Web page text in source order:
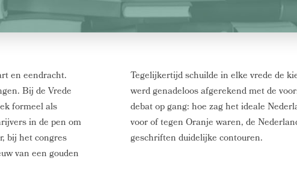
en eendracht.
Bij de Vrede
formeel als
in de pen om
bij het congres
van een gouden
Tegelijkertijd schuilde in elke vrede de
werd genadeloos afgerekend met de
debat op gang: hoe zag het ideale
voor of tegen Oranje waren, de
geschriften duidelijke contouren.